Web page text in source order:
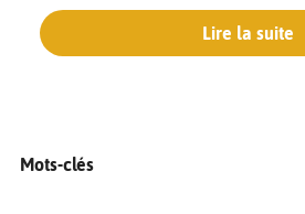
Lire la suite
Mots-clés